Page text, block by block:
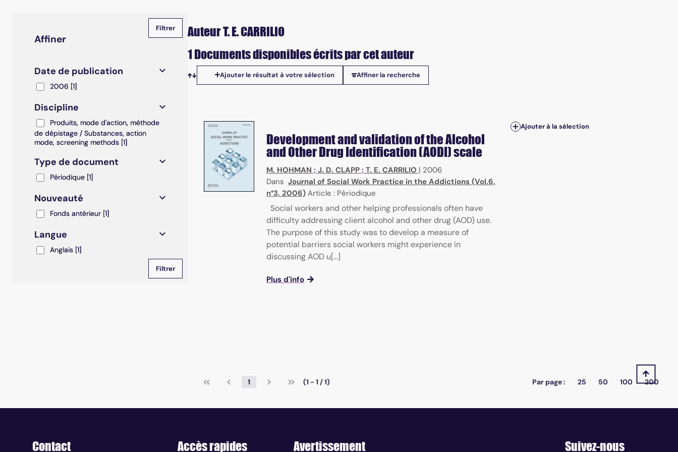
Affiner
Date de publication
20062006 [1]
Discipline
Produits, mode d'action, méthode de dépistage / Substances, action mode, screening methods
Produits, mode d'action, méthode
de dépistage / Substances, action
mode, screening methods [1]
Type de document
Périodique
Périodique [1]
Nouveauté
Fonds antérieur
Fonds antérieur [1]
Langue
AnglaisAnglais [1]
Auteur T. E. CARRILIO
1 Documents disponibles écrits par cet auteur
Tris disponibles
Ajouter le résultat à votre sélection Affiner la recherche
Development and validation of the Alcohol
and Other Drug Identification (AODI) scale
M. HOHMAN ; J. D. CLAPP ; T. E. CARRILIO | 2006
Dans Journal of Social Work Practice in the Addictions (Vol.6,
n°3, 2006) Article : Périodique
Social workers and other helping professionals often have
difficulty addressing client alcohol and other drug (AOD) use.
The purpose of this study was to develop a measure of
potential barriers social workers might experience in
discussing AOD u[...]
Plus d'info
Ajouter à la sélection
1 (1 - 1 / 1) Par page : 25 50 100 200
Contact Accès rapides Avertissement Suivez-nous